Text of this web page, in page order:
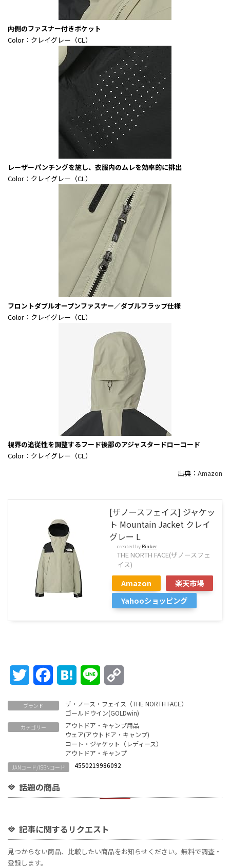
内側のファスナー付きポケット
Color：クレイグレー（CL）
レーザーパンチングを施し、衣服内のムレを効率的に排出
Color：クレイグレー（CL）
フロントダブルオープンファスナー／ダブルフラップ仕様
Color：クレイグレー（CL）
視界の追従性を調整するフード後部のアジャスタードローコード
Color：クレイグレー（CL）
出典： Amazon
[ザノースフェイス] ジャケッ
ト Mountain Jacket クレイ
グレー L
created by Rinker
THE NORTH FACE(ザノースフェ
イス)
Amazon
楽天市場
Yahooショッピング
Twitter FacebookHatena Line
ブランド
ザ・ノース・フェイス（THE NORTH FACE）
ゴールドウイン(GOLDwin)
カテゴリー
アウトドア・キャンプ用品
ウェア(アウトドア・キャンプ)
コート・ジャケット（レディース）
アウトドア・キャンプ
JANコード/ISBNコード 4550219986092
話題の商品
記事に関するリクエスト
見つからない商品、比較したい商品をお知らせください。無料で調査・
登録します。